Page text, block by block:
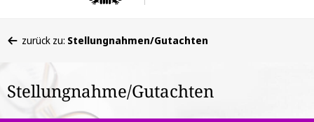
befinden
hier:
zurück zu: Stellungnahmen/Gutachten
Stellungnahme/Gutachten